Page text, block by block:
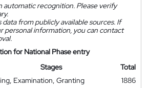
automatic recognition. Please verify
from publicly available sources. If
personal information, you can contact
for National Phase entry
Stages
Total
Examination, Granting 1886